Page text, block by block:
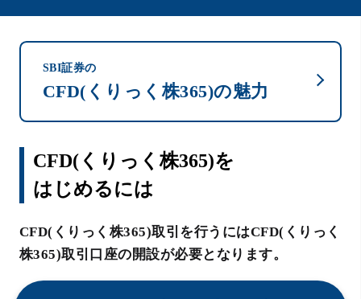
SBI証券の
CFD(くりっく株365)の魅力
CFD(くりっく株365)を
はじめるには
CFD(くりっく株365)取引を行うにはCFD(くりっく
株365)取引口座の開設が必要となります。